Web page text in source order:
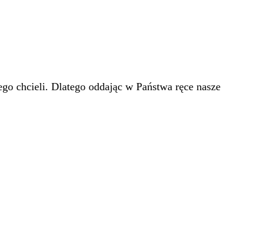
chcieli. Dlatego oddając w Państwa ręce nasze